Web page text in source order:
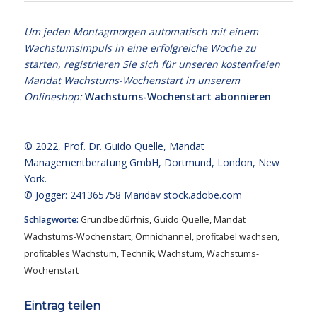
Um jeden Montagmorgen automatisch mit einem
Wachstumsimpuls in eine erfolgreiche Woche zu
starten, registrieren Sie sich für unseren kostenfreien
Mandat Wachstums-Wochenstart in unserem
Onlineshop:Wachstums-Wochenstart abonnieren
© 2022, Prof. Dr. Guido Quelle, Mandat
Managementberatung GmbH, Dortmund, London, New
York.
© Jogger: 241365758 Maridav stock.adobe.com
Schlagworte: Grundbedürfnis, Guido Quelle,Mandat
Wachstums-Wochenstart, Omnichannel,profitabel wachsen,
profitables Wachstum,Technik,Wachstum,Wachstums-
Wochenstart
Eintrag teilen